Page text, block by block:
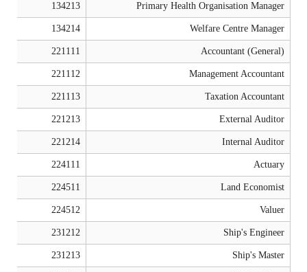
Primary Health Organisation Manager
134213
Welfare Centre Manager
134214
Accountant (General)
221111
Management Accountant
221112
Taxation Accountant
221113
External Auditor
221213
Internal Auditor
221214
Actuary
224111
Land Economist
224511
Valuer
224512
Ship's Engineer
231212
Ship's Master
231213